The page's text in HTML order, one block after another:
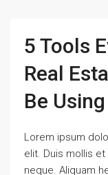
5 Tools
Real
Be Using
Lorem ipsum
elit. Duis mollis
neque. Aliquam